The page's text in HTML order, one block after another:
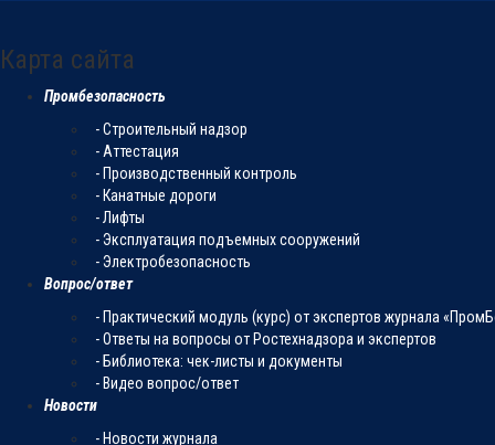
Карта сайта
Промбезопасность
- Строительный надзор
- Аттестация
- Производственный контроль
- Канатные дороги
- Лифты
- Эксплуатация подъемных сооружений
- Электробезопасность
Вопрос/ответ
- Практический модуль (курс) от экспертов журнала
- Ответы на вопросы от Ростехнадзора и экспертов
- Библиотека: чек-листы и документы
- Видео вопрос/ответ
Новости
- Новости журнала